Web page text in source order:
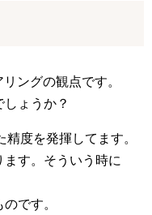
ングの観点です。
ょうか？
度を発揮してます。
す。そういう時に
です。